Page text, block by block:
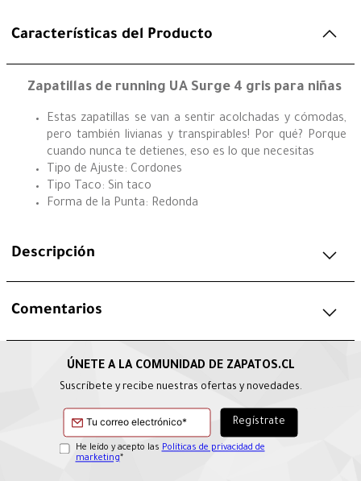
Características del Producto
Zapatillas de running UA Surge 4 gris para niñas
Estas zapatillas se van a sentir acolchadas y cómodas,
pero también livianas y transpirables! Por qué? Porque
cuando nunca te detienes, eso es lo que necesitas
Tipo de Ajuste: Cordones
Tipo Taco: Sin taco
Forma de la Punta: Redonda
Descripción
Comentarios
Suscríbete y recibe nuestras ofertas y novedades.
He leído y acepto las Políticas de privacidad de
marketing*